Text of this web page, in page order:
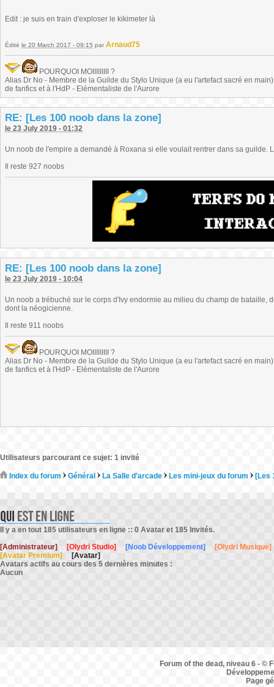
Edit : je suis en train d'exploser le kikimeter là
Édité le 20 March 2017 - 09:15 par Arnaud75
POURQUOI MOIIIIIIIII ?
Alias Dr No - Membre de la Guilde du Stylo Unique (a eu l'artefact sacré en
de fanfics et à l'HdP - Elémentaliste de l'Aurore
RE: [Les 100 noob dans la zone]
le 23 July 2019 - 01:32
Un noob de l'empire a demandé à Roxana si elle voulait rentrer dans sa guilde.
Il reste 927 noobs
RE: [Les 100 noob dans la zone]
le 23 July 2019 - 10:04
Un noob a trébuché sur le corps d'Ivy endormie au milieu du champ de bataille,
dont la néogicienne.
Il reste 911 noobs
POURQUOI MOIIIIIIIII ?
Alias Dr No - Membre de la Guilde du Stylo Unique (a eu l'artefact sacré en
de fanfics et à l'HdP - Elémentaliste de l'Aurore
Utilisateurs parcourant ce sujet: 1 invité
Index du forum Général La Salle d'arcade Les mini-jeux du forum [Les
Il y a en tout 185 utilisateurs en ligne :: 0 Avatar et 185 Invités.
[Administrateur]
[Olydri Studio] [Noob Développement]
[Olydri Musique]
[Avatar Premium]
[Avatar]
Avatars actifs au cours des 5 dernières minutes :
Aucun
Forum of the dead, niveau 6 - ©
Page